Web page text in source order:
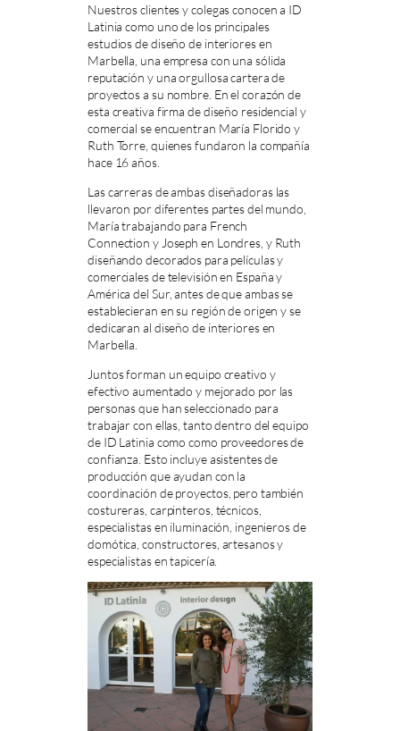
Nuestros clientes y colegas conocen a ID
Latinia como uno de los principales
estudios de diseño de interiores en
Marbella, una empresa con una sólida
reputación y una orgullosa cartera de
proyectos a su nombre. En el corazón de
esta creativa firma de diseño residencial y
comercial se encuentran María Florido y
Ruth Torre, quienes fundaron la compañía
hace 16 años.
Las carreras de ambas diseñadoras las
llevaron por diferentes partes del mundo,
María trabajando para French
Connection y Joseph en Londres, y Ruth
diseñando decorados para películas y
comerciales de televisión en España y
América del Sur, antes de que ambas se
establecieran en su región de origen y se
dedicaran al diseño de interiores en
Marbella.
Juntos forman un equipo creativo y
efectivo aumentado y mejorado por las
personas que han seleccionado para
trabajar con ellas, tanto dentro del equipo
de ID Latinia como como proveedores de
confianza. Esto incluye asistentes de
producción que ayudan con la
coordinación de proyectos, pero también
costureras, carpinteros, técnicos,
especialistas en iluminación, ingenieros de
domótica, constructores, artesanos y
especialistas en tapicería.